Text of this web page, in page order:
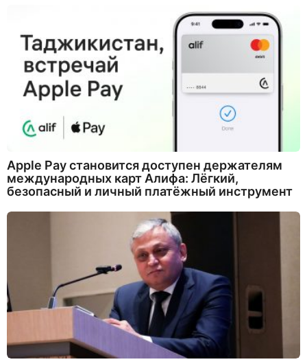
Apple Pay становится доступен держателям
международных карт Алифа: Лёгкий,
безопасный и личный платёжный инструмент